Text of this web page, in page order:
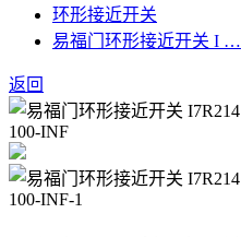
环形接近开关
易福门环形接近开关 I …
返回